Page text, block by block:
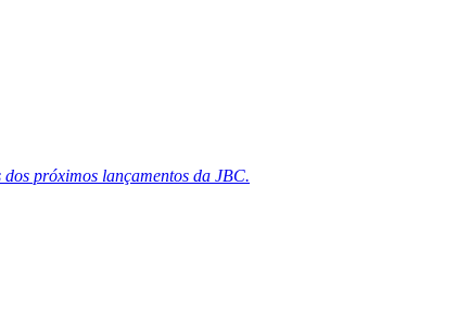
próximos lançamentos da JBC.